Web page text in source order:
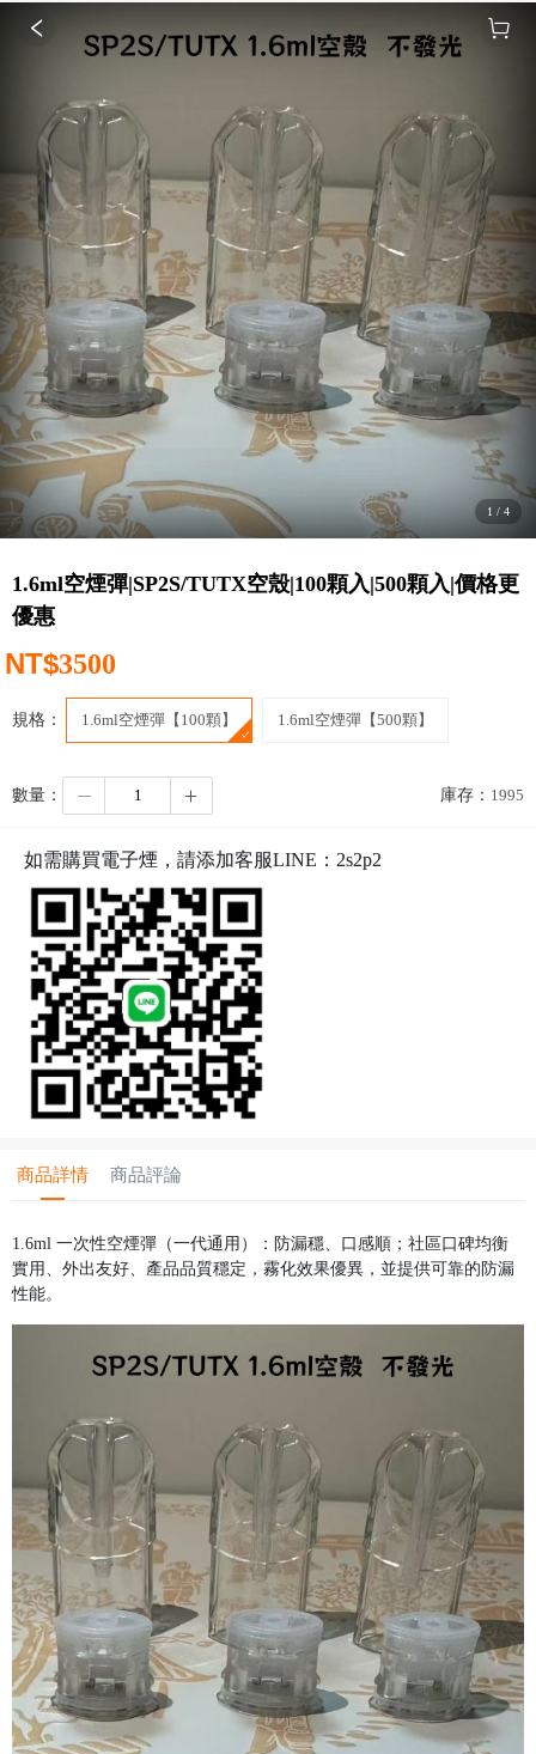
1 / 4
1.6ml空煙彈|SP2S/TUTX空殼|100顆入|500顆入|價格更
優惠
NT$3500
規格： 1.6ml空煙彈【100顆】 1.6ml空煙彈【500顆】
數量： 庫存： 1995
如需購買電子煙，請添加客服LINE： 2s2p2
商品詳情 商品評論
1.6ml 一次性空煙彈（一代通用）：防漏穩、口感順；社區口碑均衡
實用、外出友好、產品品質穩定，霧化效果優異，並提供可靠的防漏
性能。